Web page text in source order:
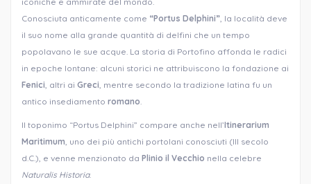
Conosciuta anticamente come “Portus Delphini” , la località deve
il suo nome alla grande quantità di delfini che un tempo
popolavano le sue acque. La storia di Portofino affonda le radici
in epoche lontane: alcuni storici ne attribuiscono la fondazione ai
Fenici , altri ai Greci , mentre secondo la tradizione latina fu un
antico insediamento romano
Il toponimo “Portus Delphini” compare anche nell’Itinerarium
Maritimum , uno dei più antichi portolani conosciuti (III secolo
d.C.), e venne menzionato da Plinio il Vecchio nella celebre
Naturalis Historia.